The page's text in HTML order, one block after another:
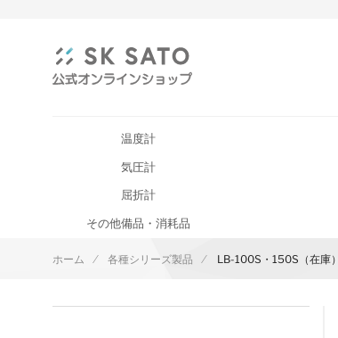
温度計
気圧計
屈折計
その他備品・消耗品
ホーム 各種シリーズ製品 LB-100S・150S（在庫）